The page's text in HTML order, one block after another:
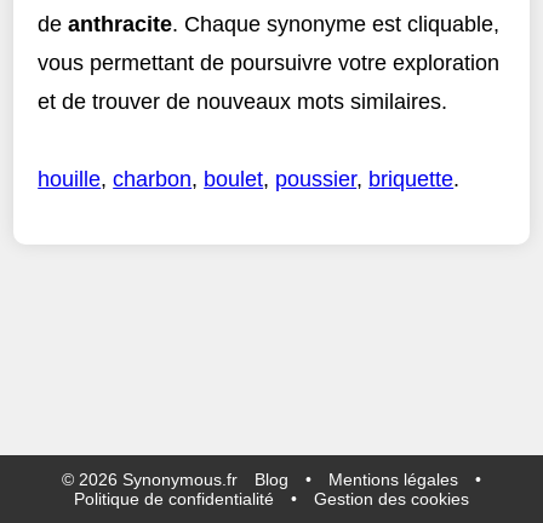
deanthracite. Chaque synonyme est cliquable,
vous permettant de poursuivre votre exploration
et de trouver de nouveaux mots similaires.
houille,charbon, boulet, poussier, briquette.
© 2026 Synonymous.fr Blog • Mentions légales
•
Politique de confidentialité
• Gestion des cookies